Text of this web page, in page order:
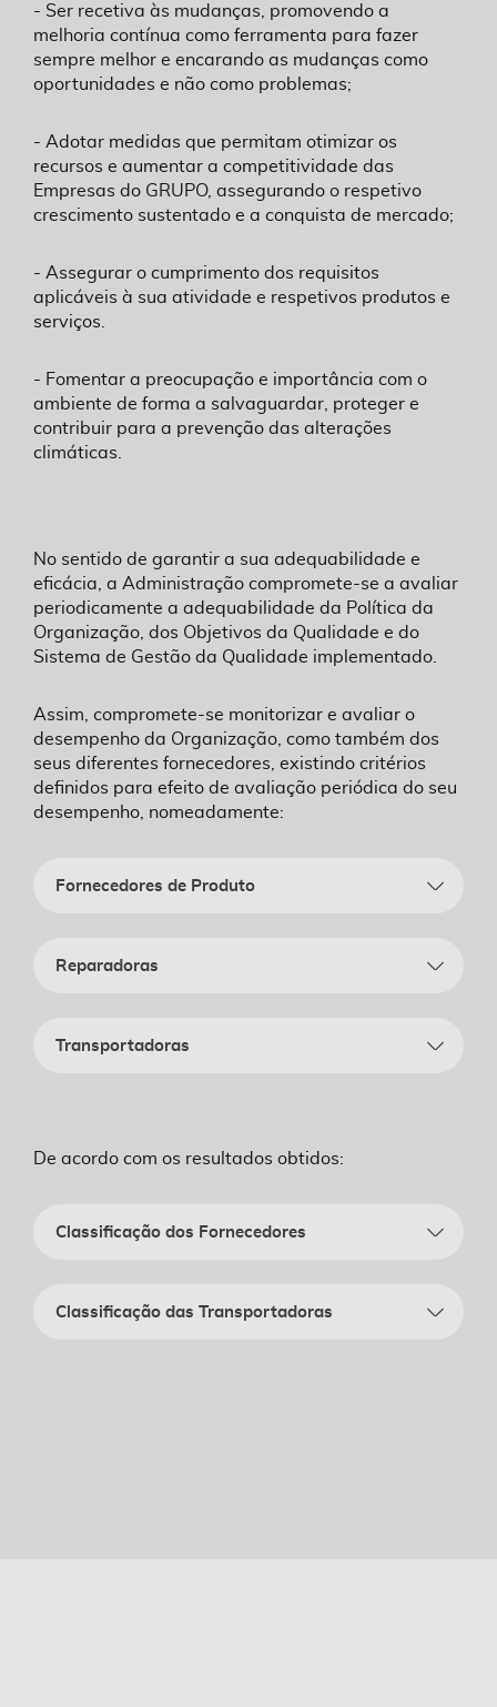
- Ser recetiva às mudanças, promovendo a
melhoria contínua como ferramenta para fazer
sempre melhor e encarando as mudanças como
oportunidades e não como problemas;
- Adotar medidas que permitam otimizar os
recursos e aumentar a competitividade das
Empresas do GRUPO, assegurando o respetivo
crescimento sustentado e a conquista de mercado;
- Assegurar o cumprimento dos requisitos
aplicáveis à sua atividade e respetivos produtos e
serviços.
- Fomentar a preocupação e importância com o
ambiente de forma a salvaguardar, proteger e
contribuir para a prevenção das alterações
climáticas.
No sentido de garantir a sua adequabilidade e
eficácia, a Administração compromete-se a avaliar
periodicamente a adequabilidade da Política da
Organização, dos Objetivos da Qualidade e do
Sistema de Gestão da Qualidade implementado.
Assim, compromete-se monitorizar e avaliar o
desempenho da Organização, como também dos
seus diferentes fornecedores, existindo critérios
definidos para efeito de avaliação periódica do seu
desempenho, nomeadamente:
Fornecedores de Produto
Reparadoras
Transportadoras
De acordo com os resultados obtidos:
Classificação dos Fornecedores
Classificação das Transportadoras